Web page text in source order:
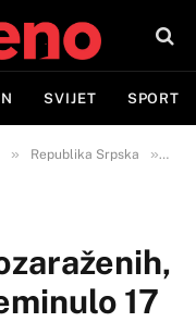
SVIJET SPORT
» Republika Srpska »
17